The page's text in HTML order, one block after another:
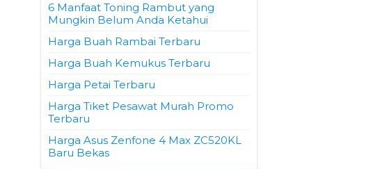
6 Manfaat Toning Rambut yang
Mungkin Belum Anda Ketahui
Harga Buah Rambai Terbaru
Harga Buah Kemukus Terbaru
Harga Petai Terbaru
Harga Tiket Pesawat Murah Promo
Terbaru
Harga Asus Zenfone 4 Max ZC520KL
Baru Bekas